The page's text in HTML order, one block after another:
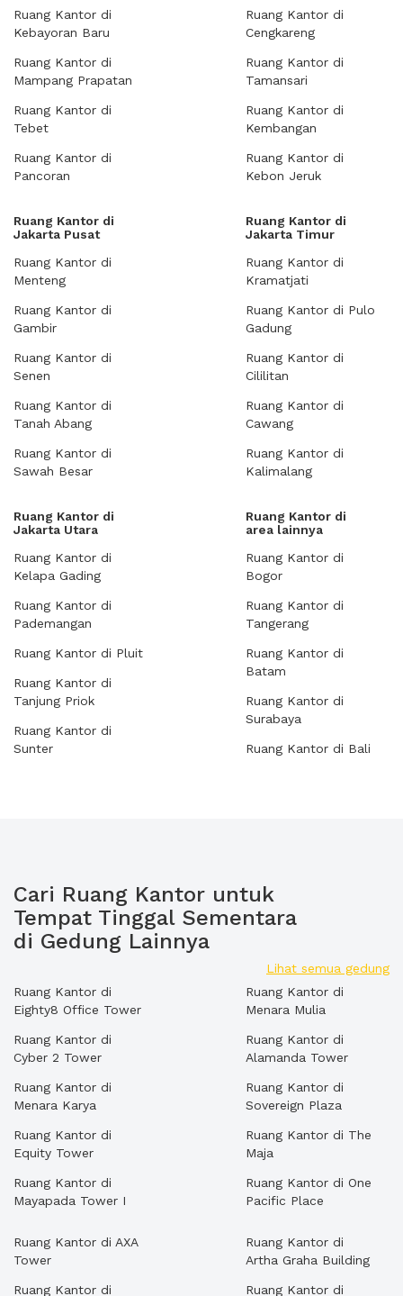
Ruang Kantor di
Kebayoran Baru
Ruang Kantor di
Mampang Prapatan
Ruang Kantor di
Tebet
Ruang Kantor di
Pancoran
Ruang Kantor di
Cengkareng
Ruang Kantor di
Tamansari
Ruang Kantor di
Kembangan
Ruang Kantor di
Kebon Jeruk
Ruang Kantor di
Jakarta Pusat
Ruang Kantor di
Menteng
Ruang Kantor di
Gambir
Ruang Kantor di
Senen
Ruang Kantor di
Tanah Abang
Ruang Kantor di
Sawah Besar
Ruang Kantor di
Jakarta Timur
Ruang Kantor di
Kramatjati
Ruang Kantor di Pulo
Gadung
Ruang Kantor di
Cililitan
Ruang Kantor di
Cawang
Ruang Kantor di
Kalimalang
Ruang Kantor di
Jakarta Utara
Ruang Kantor di
Kelapa Gading
Ruang Kantor di
Pademangan
Ruang Kantor di Pluit
Ruang Kantor di
Tanjung Priok
Ruang Kantor di
Sunter
Ruang Kantor di
area lainnya
Ruang Kantor di
Bogor
Ruang Kantor di
Tangerang
Ruang Kantor di
Batam
Ruang Kantor di
Surabaya
Ruang Kantor di Bali
Cari Ruang Kantor untuk
Tempat Tinggal Sementara
di Gedung Lainnya
Lihat semua gedung
Ruang Kantor di
Eighty8 Office Tower
Ruang Kantor di
Cyber 2 Tower
Ruang Kantor di
Menara Karya
Ruang Kantor di
Equity Tower
Ruang Kantor di
Mayapada Tower I
Ruang Kantor di
Menara Mulia
Ruang Kantor di
Alamanda Tower
Ruang Kantor di
Sovereign Plaza
Ruang Kantor di The
Maja
Ruang Kantor di One
Pacific Place
Ruang Kantor di AXA
Tower
Ruang Kantor di
Ruang Kantor di
Artha Graha Building
Ruang Kantor di